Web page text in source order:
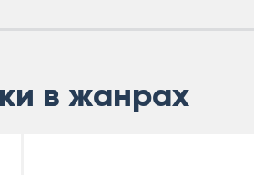
в жанрах